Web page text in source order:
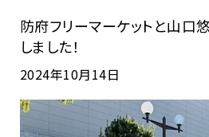
防府フリーマーケットと山口
しました！
2024年10月14日